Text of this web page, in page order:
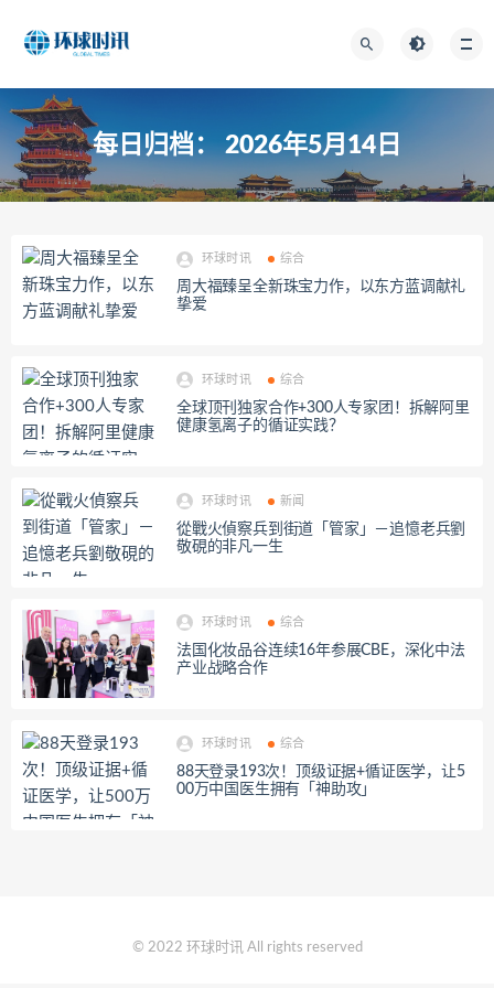
每日归档：2026年5月14日
环球时讯 综合
周大福臻呈全新珠宝力作，以东方蓝调献礼
挚爱
环球时讯 综合
全球顶刊独家合作+300人专家团！拆解阿里
健康氢离子的循证实践？
环球时讯 新闻
從戰火偵察兵到街道「管家」－追憶老兵劉
敬硯的非凡一生
环球时讯 综合
法国化妆品谷连续16年参展CBE，深化中法
产业战略合作
环球时讯 综合
88天登录193次！顶级证据+循证医学，让5
00万中国医生拥有「神助攻」
© 2022 环球时讯 All rights reserved